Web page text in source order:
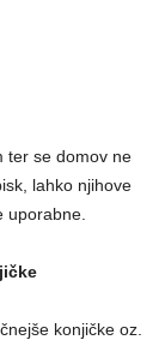
ter se domov ne
lahko njihove
uporabne.
konjičke oz.